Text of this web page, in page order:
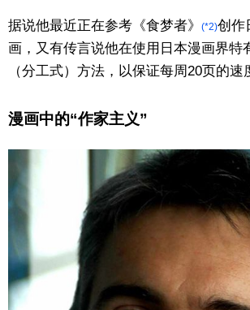
据说他最近正在参考《食梦者》 (*2)创作
画，又有传言说他在使用日本漫画界特
（分工式）方法，以保证每周20页的速
漫画中的“作家主义”